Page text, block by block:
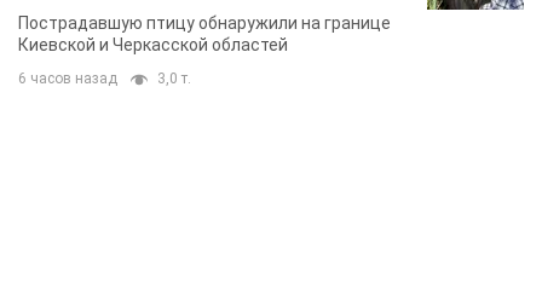
Пострадавшую птицу обнаружили на границе
Киевской и Черкасской областей
6 часов назад 3,0 т.